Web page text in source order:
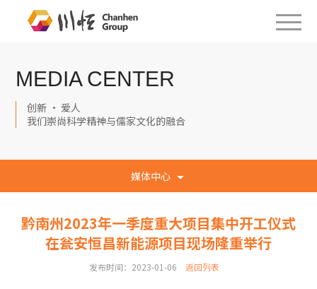
MEDIA CENTER
创新 · 爱人
我们崇尚科学精神与儒家文化的融合
媒体中心
黔南州2023年一季度重大项目集中开工仪式
在瓮安恒昌新能源项目现场隆重举行
发布时间：2023-01-06 返回列表